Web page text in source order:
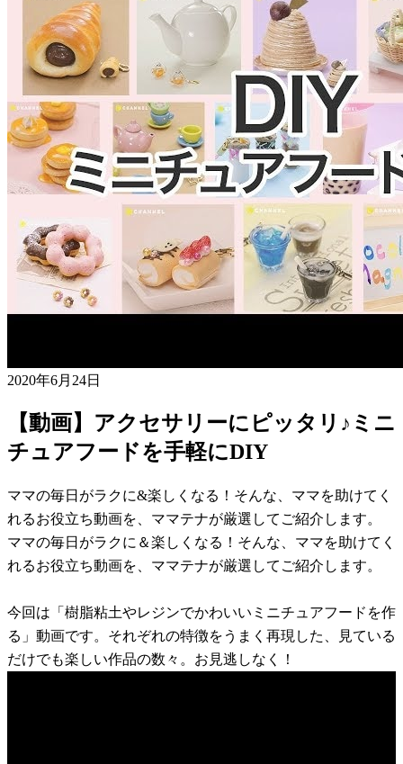
2020年6月24日
【動画】アクセサリーにピッタリ♪ミニ
チュアフードを手軽にDIY
ママの毎日がラクに&楽しくなる！そんな、ママを助けてく
れるお役立ち動画を、ママテナが厳選してご紹介します。
ママの毎日がラクに＆楽しくなる！そんな、ママを助けてく
れるお役立ち動画を、ママテナが厳選してご紹介します。
今回は「樹脂粘土やレジンでかわいいミニチュアフードを作
る」動画です。それぞれの特徴をうまく再現した、見ている
だけでも楽しい作品の数々。お見逃しなく！